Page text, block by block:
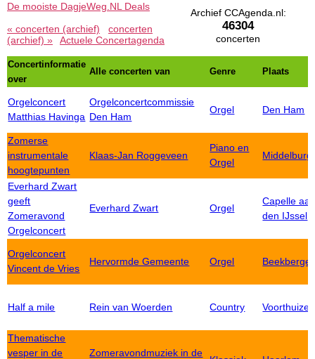
Archief CCAgenda.nl:
46304
concerten
De mooiste DagjeWeg.NL Deals
« concerten (archief)
concerten
(archief) »
Actuele Concertagenda
Concertinformatie
over
Alle concerten van Genre Plaats
Orgelconcert
Matthias Havinga
Orgelconcertcommissie
Den Ham
Orgel Den Ham
Zomerse
instrumentale
hoogtepunten
Klaas-Jan Roggeveen
Piano en
Orgel
Middelburg
Everhard Zwart
geeft
Zomeravond
Orgelconcert
Everhard Zwart Orgel
Capelle
den IJssel
Orgelconcert
Vincent de Vries
Hervormde Gemeente Orgel
Half a mile Rein van Woerden Country Voorthuizen
Thematische
vesper in de
Zomeravondmuziek in de